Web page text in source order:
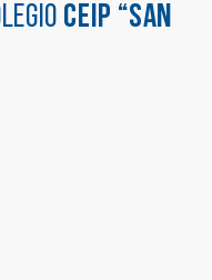
CEIP “SAN